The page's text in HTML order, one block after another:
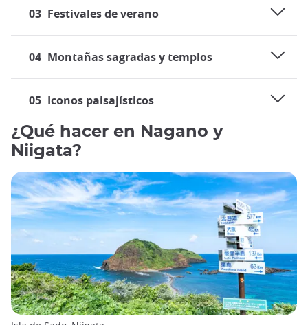
03 Festivales de verano
04 Montañas sagradas y templos
05 Iconos paisajísticos
¿Qué hacer en Nagano y
Niigata?